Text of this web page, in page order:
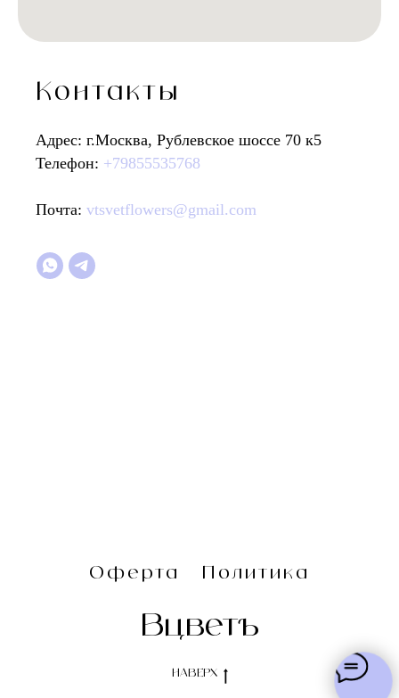
Контакты
Адрес: г.Москва, Рублевское шоссе 70 к5
Телефон: +79855535768
Почта: vtsvetflowers@gmail.com
Оферта Политика
Вцветъ
НАВЕРХ